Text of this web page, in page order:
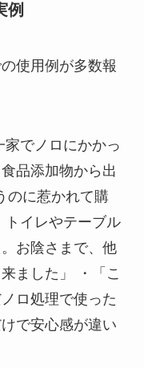
例
使用例が多数報
でノロにかかっ
品添加物から出
のに惹かれて購
トイレやテーブル
お陰さまで、他
ました」 ・「こ
ロ処理で使った
で安心感が違い